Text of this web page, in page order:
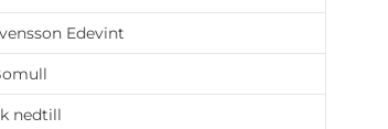
Edevint
nedtill